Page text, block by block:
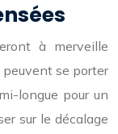
à merveille
se porter
longue pour un
sur le décalage